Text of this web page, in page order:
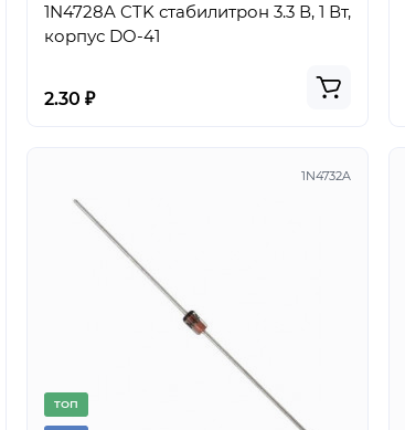
1N4728A CTK стабилитрон 3.3 В, 1 Вт,
корпус DO-41
2.30 ₽
1N4732A
TОП